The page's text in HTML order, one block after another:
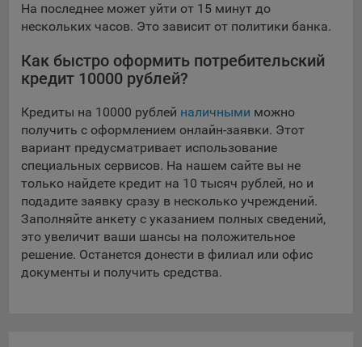
На последнее может уйти от 15 минут до
нескольких часов. Это зависит от политики банка.
Как быстро оформить потребительский
кредит 10000 рублей?
Кредиты на 10000 рублей наличными можно
получить с оформлением онлайн-заявки. Этот
вариант предусматривает использование
специальных сервисов. На нашем сайте вы не
только найдете кредит на 10 тысяч рублей, но и
подадите заявку сразу в несколько учреждений.
Заполняйте анкету с указанием полных сведений,
это увеличит ваши шансы на положительное
решение. Останется донести в филиал или офис
документы и получить средства.